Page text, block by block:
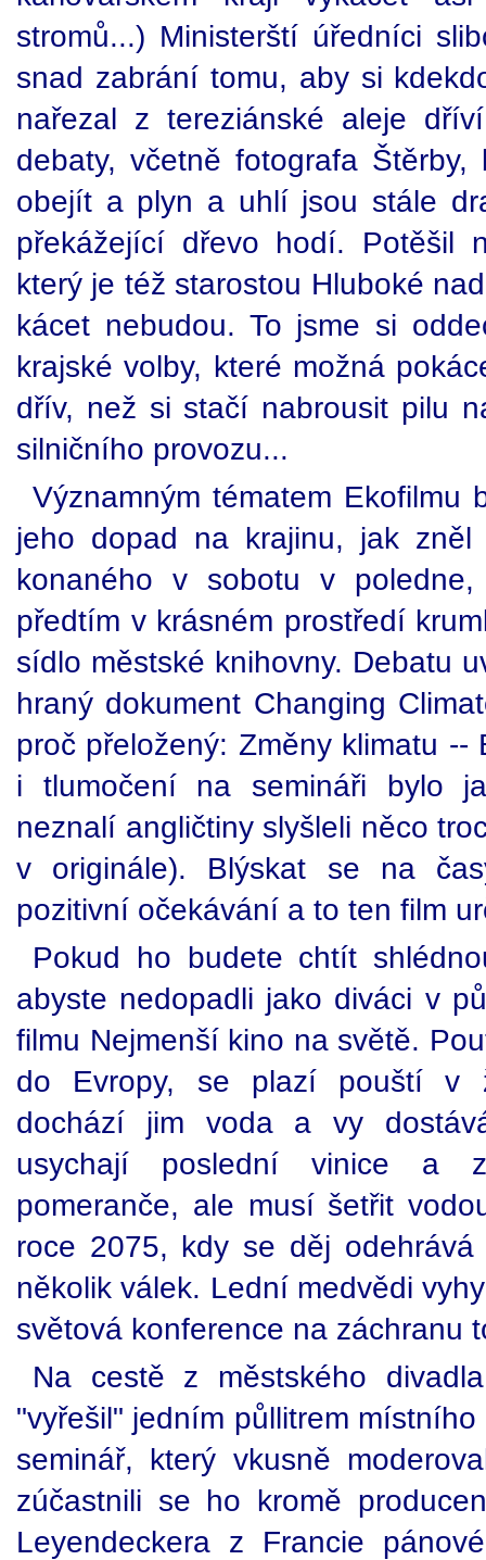
stromů...) Ministerští úředníci
snad zabrání tomu, aby si
nařezal z tereziánské aleje
debaty, včetně fotografa
obejít a plyn a uhlí jsou stále
překážející dřevo hodí. Potěšil
který je též starostou Hluboké
kácet nebudou. To jsme si
krajské volby, které možná
dřív, než si stačí nabrousit pilu
silničního provozu...
Významným tématem Ekofilmu
jeho dopad na krajinu, jak zněl
konaného v sobotu v
předtím v krásném prostředí
sídlo městské knihovny. Debatu
hraný dokument Changing
proč přeložený: Změny klimatu
i tlumočení na semináři bylo
neznalí angličtiny slyšleli něco
v originále). Blýskat se na
pozitivní očekávání a to ten film
Pokud ho budete chtít
abyste nedopadli jako diváci v
filmu Nejmenší kino na světě.
do Evropy, se plazí pouští v
dochází jim voda a vy
usychají poslední vinice a
pomeranče, ale musí šetřit
roce 2075, kdy se děj
několik válek. Lední medvědi
světová konference na záchranu
Na cestě z městského
"vyřešil" jedním půllitrem
seminář, který vkusně
zúčastnili se ho kromě
Leyendeckera z Francie